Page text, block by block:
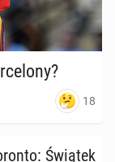
18
Świątek